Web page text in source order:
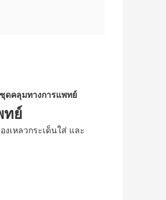
ชุดคลุมทางการแพทย์
ทย์
เหลวกระเด็นใส่ และ